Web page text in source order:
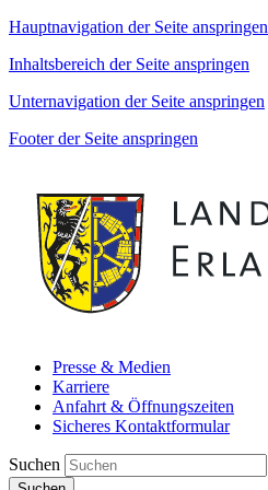
Hauptnavigation der Seite anspringen
Inhaltsbereich der Seite anspringen
Unternavigation der Seite anspringen
Footer der Seite anspringen
Presse & Medien
Karriere
Anfahrt & Öffnungszeiten
Sicheres Kontaktformular
Suchen